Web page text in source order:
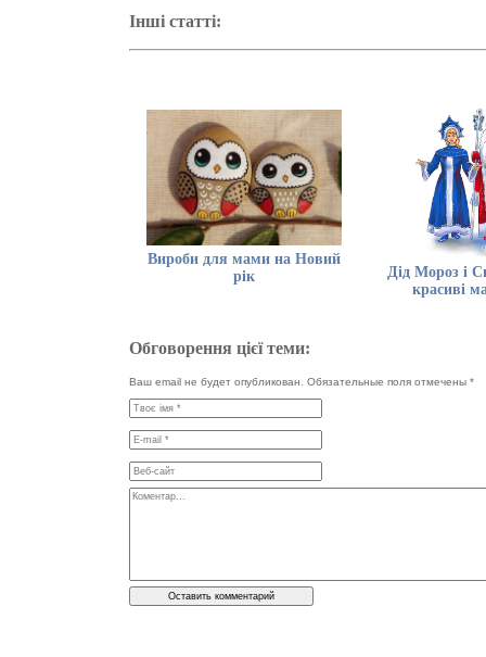
Інші статті:
Вироби для мами на Новий
рік
Дід Мороз і
красиві
Обговорення цієї теми:
Ваш email не будет опубликован. Обязательные поля отмечены*